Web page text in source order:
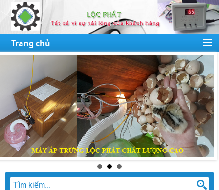
Trang chủ